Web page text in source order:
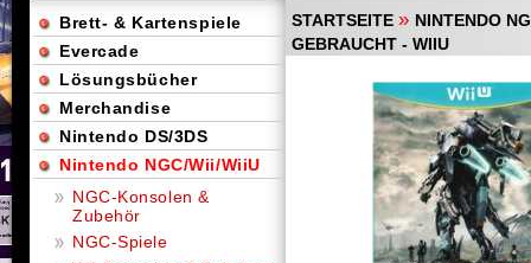
STARTSEITE » NINTENDO
GEBRAUCHT - WIIU
Brett- & Kartenspiele
Evercade
Lösungsbücher
Merchandise
Nintendo DS/3DS
Nintendo NGC/Wii/WiiU
NGC-Konsolen &
Zubehör
NGC-Spiele